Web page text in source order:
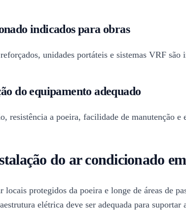
indicados para obras
unidades portáteis e sistemas VRF
do equipamento adequado
resistência a poeira, facilidade de manutenção
do ar condicionado
protegidos da poeira e longe de áreas de
elétrica deve ser adequada para